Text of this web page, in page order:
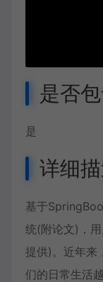
是否
是
详细
基于
统(附论文)，
提供)。近年来
们的日常生活